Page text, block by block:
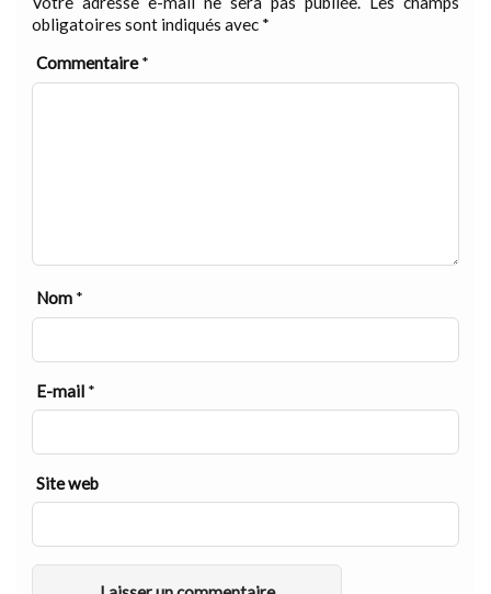
obligatoires sont indiqués avec *
Commentaire*
Nom *
E-mail *
Site web